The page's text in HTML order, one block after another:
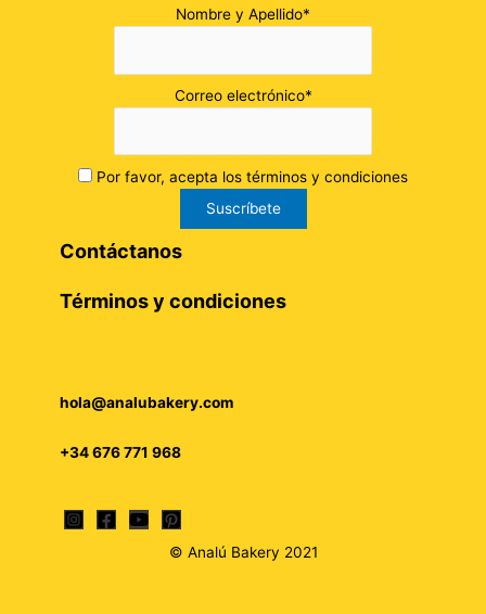
Nombre y Apellido*
Correo electrónico*
Por favor, acepta los términos y condiciones
Contáctanos
Términos y condiciones
hola@analubakery.com
+34 676 771 968
© Analú Bakery 2021